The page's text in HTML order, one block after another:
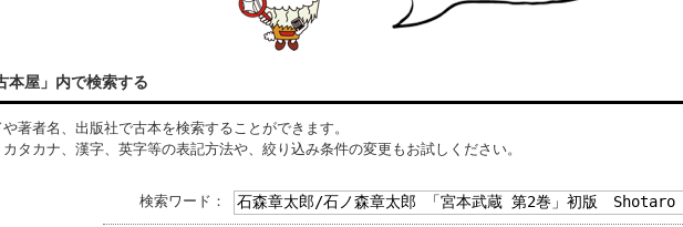
本屋」内で検索する
著者名、出版社で古本を検索することができます。
タカナ、漢字、英字等の表記方法や、絞り込み条件の変更もお試しください。
検索ワード：